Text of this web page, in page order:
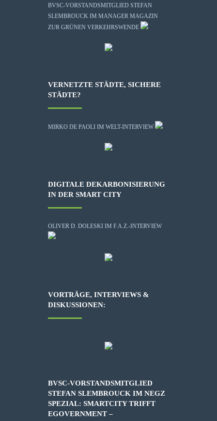
BVSC-VORSTANDSMITGLIED STEFAN
SLEMBROUCK IM MANAGER MAGAZIN
ZUR GRÜNEN VERKEHRSWENDE
VERNETZTE STÄDTE, SICHERE
STÄDTE?
MIRKO DE PAOLI IM WELT-INTERVIEW
DIGITALE DEKARBONISIERUNG
IN DER SMART CITY
OLIVER D. DOLESKI IM F.A.Z.-INTERVIEW
VORTRÄGE, INTERVIEWS &
DISKUSSIONEN:
BVSC-VORSTANDSMITGLIED
STEFAN SLEMBROUCK IM NEGZ
SPEZIAL: SMARTCITY TRIFFT
EGOVERNMENT –